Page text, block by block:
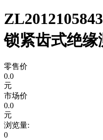
锁紧齿式绝缘
零售价
0.0
元
市场价
0.0
元
浏览量:
0